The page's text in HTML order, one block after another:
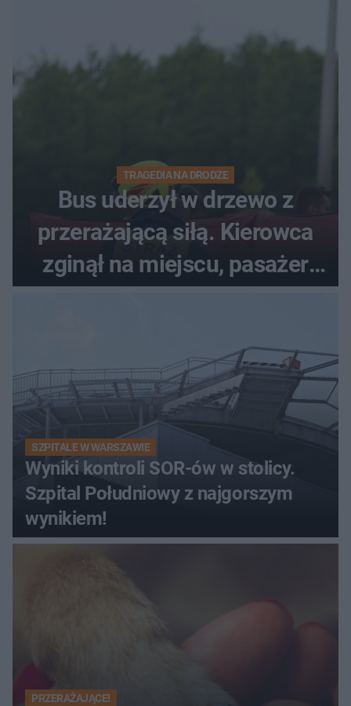
TRAGEDIA NA DRODZE
Bus uderzył w drzewo z
przerażającą siłą. Kierowca
zginął na miejscu, pasażer
SZPITALE W WARSZAWIE
Wyniki kontroli SOR-ów w stolicy.
Szpital Południowy z najgorszym
wynikiem!
PRZERAŻAJĄCE!